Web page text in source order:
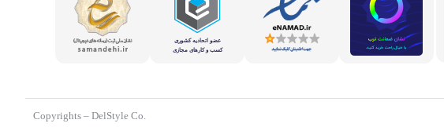
.Copyrights – DelStyle Co